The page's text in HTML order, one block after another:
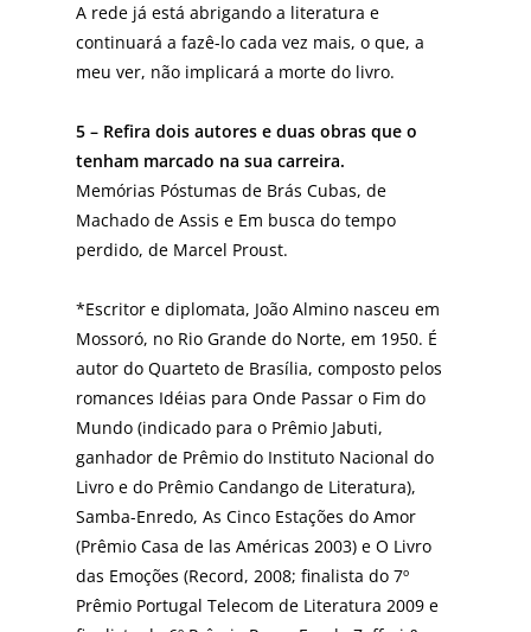
A rede já está abrigando a literatura e
continuará a fazê-lo cada vez mais, o que, a
meu ver, não implicará a morte do livro.
5 – Refira dois autores e duas obras que o
tenham marcado na sua carreira.
Memórias Póstumas de Brás Cubas, de
Machado de Assis e Em busca do tempo
perdido, de Marcel Proust.
*Escritor e diplomata, João Almino nasceu em
Mossoró, no Rio Grande do Norte, em 1950. É
autor do Quarteto de Brasília, composto pelos
romances Idéias para Onde Passar o Fim do
Mundo (indicado para o Prêmio Jabuti,
ganhador de Prêmio do Instituto Nacional do
Livro e do Prêmio Candango de Literatura),
Samba-Enredo, As Cinco Estações do Amor
(Prêmio Casa de las Américas 2003) e O Livro
das Emoções (Record, 2008; finalista do 7º
Prêmio Portugal Telecom de Literatura 2009 e